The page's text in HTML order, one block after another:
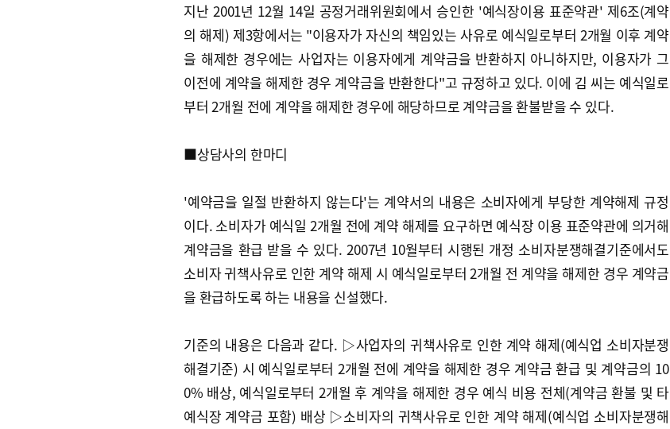
지난 2001년 12월 14일 공정거래위원회에서 승인한 '예식장이용 표준약관' 제6조(계약
의 해제) 제3항에서는 "이용자가 자신의 책임있는 사유로 예식일로부터 2개월 이후 계약
을 해제한 경우에는 사업자는 이용자에게 계약금을 반환하지 아니하지만, 이용자가 그
이전에 계약을 해제한 경우 계약금을 반환한다"고 규정하고 있다. 이에 김 씨는 예식일로
부터 2개월 전에 계약을 해제한 경우에 해당하므로 계약금을 환불받을 수 있다.
■상담사의 한마디
'예약금을 일절 반환하지 않는다'는 계약서의 내용은 소비자에게 부당한 계약해제 규정
이다. 소비자가 예식일 2개월 전에 계약 해제를 요구하면 예식장 이용 표준약관에 의거해
계약금을 환급 받을 수 있다. 2007년 10월부터 시행된 개정 소비자분쟁해결기준에서도
소비자 귀책사유로 인한 계약 해제 시 예식일로부터 2개월 전 계약을 해제한 경우 계약금
을 환급하도록 하는 내용을 신설했다.
기준의 내용은 다음과 같다. ▷사업자의 귀책사유로 인한 계약 해제(예식업 소비자분쟁
해결기준) 시 예식일로부터 2개월 전에 계약을 해제한 경우 계약금 환급 및 계약금의 10
0% 배상, 예식일로부터 2개월 후 계약을 해제한 경우 예식 비용 전체(계약금 환불 및 타
예식장 계약금 포함) 배상 ▷소비자의 귀책사유로 인한 계약 해제(예식업 소비자분쟁해